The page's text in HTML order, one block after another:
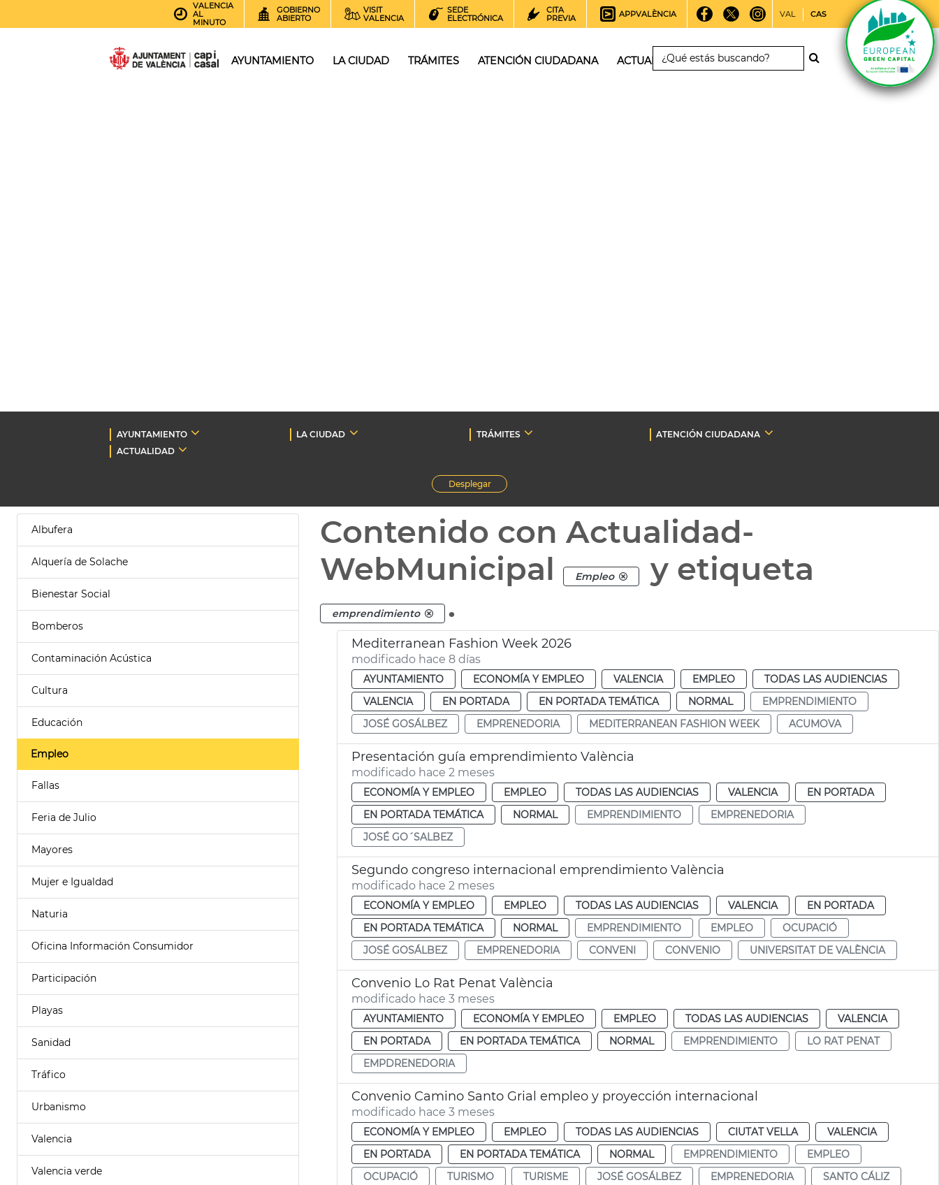
VALENCIA
AL
MINUTO
GOBIERNO
ABIERTO
VISIT
VALENCIA
SEDE
ELECTRÓNICA
CITA
PREVIA
APPVALÈNCIA VAL CAS
AYUNTAMIENTO LA CIUDAD TRÁMITES ATENCIÓN CIUDADANA ACTUALIDAD
AYUNTAMIENTO LA CIUDAD TRÁMITES
ATENCIÓN CIUDADANA
ACTUALIDAD
Desplegar
Albufera
Alquería de Solache
Bienestar Social
Bomberos
Contaminación Acústica
Cultura
Educación
Empleo
Fallas
Feria de Julio
Mayores
Mujer e Igualdad
Naturia
Oficina Información Consumidor
Participación
Playas
Sanidad
Tráfico
Urbanismo
Valencia
Valencia verde
Contenido con Actualidad-
WebMunicipal
Empleo y etiqueta
emprendimiento .
Mediterranean Fashion Week 2026
modificado hace 8 días
AYUNTAMIENTO ECONOMÍA Y EMPLEO VALENCIA EMPLEO
TODAS LAS AUDIENCIAS
VALENCIA
EN PORTADA EN PORTADA TEMÁTICA NORMAL
EMPRENDIMIENTO
JOSÉ GOSÁLBEZ
EMPRENEDORIA MEDITERRANEAN FASHION WEEK ACUMOVA
Presentación guía emprendimiento València
modificado hace 2 meses
ECONOMÍA Y EMPLEO EMPLEO TODAS LAS AUDIENCIAS VALENCIA
EN PORTADA
EN PORTADA TEMÁTICA
NORMAL EMPRENDIMIENTO
EMPRENEDORIA
JOSÉ GO´SALBEZ
Segundo congreso internacional emprendimiento València
modificado hace 2 meses
ECONOMÍA Y EMPLEO EMPLEO TODAS LAS AUDIENCIAS VALENCIA
EN PORTADA
EN PORTADA TEMÁTICA
NORMAL EMPRENDIMIENTO EMPLEO
OCUPACIÓ
JOSÉ GOSÁLBEZ
EMPRENEDORIA CONVENI CONVENIO UNIVERSITAT DE VALÈNCIA
Convenio Lo Rat Penat València
modificado hace 3 meses
AYUNTAMIENTO ECONOMÍA Y EMPLEO EMPLEO TODAS LAS AUDIENCIAS
VALENCIA
EN PORTADA
EN PORTADA TEMÁTICA NORMAL EMPRENDIMIENTO
LO RAT PENAT
EMPDRENEDORIA
Convenio Camino Santo Grial empleo y proyección internacional
modificado hace 3 meses
ECONOMÍA Y EMPLEO EMPLEO TODAS LAS AUDIENCIAS CIUTAT VELLA
VALENCIA
EN PORTADA
EN PORTADA TEMÁTICA NORMAL EMPRENDIMIENTO
EMPLEO
OCUPACIÓ
TURISMO TURISME JOSÉ GOSÁLBEZ EMPRENEDORIA
SANTO CÁLIZ